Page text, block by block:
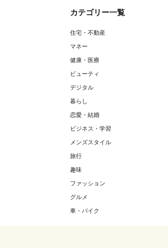
カテゴリー一覧
住宅・不動産
マネー
健康・医療
ビューティ
デジタル
暮らし
恋愛・結婚
ビジネス・学習
メンズスタイル
旅行
趣味
ファッション
グルメ
車・バイク